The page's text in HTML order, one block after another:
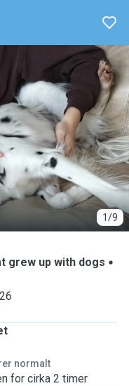
1/9
grew up with dogs
normalt
for cirka 2 timer